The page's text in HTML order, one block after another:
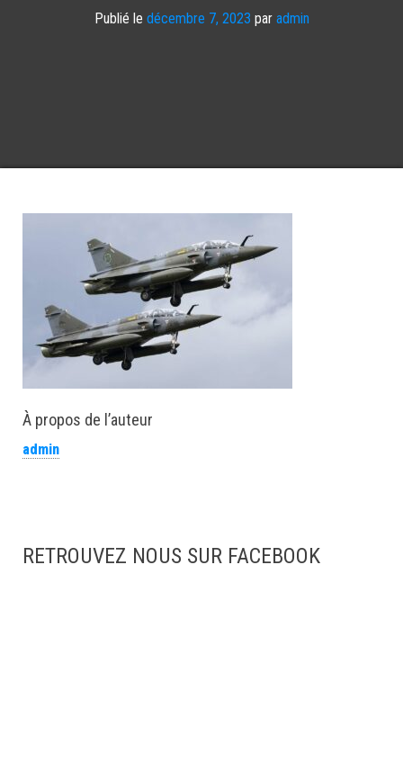
Publié le décembre 7, 2023 par admin
À propos de l’auteur
admin
RETROUVEZ NOUS SUR FACEBOOK